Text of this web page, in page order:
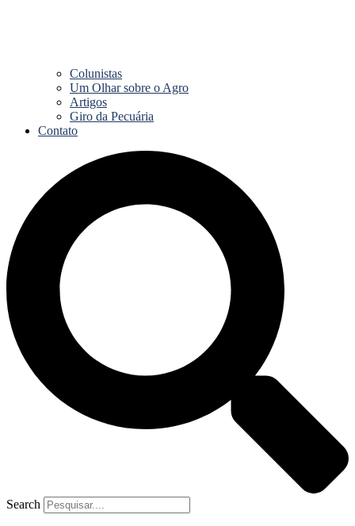
Colunistas
Um Olhar sobre o Agro
Artigos
Giro da Pecuária
Contato
Search